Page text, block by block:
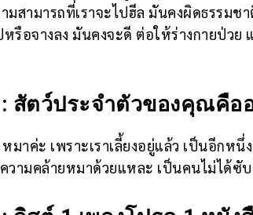
มสามารถที่เราจะไปฮีล มันคงผิดธรรม
รือจางลง มันคงจะดี ต่อให้ร่างกายป่วย
: สัตว์ประจำตัวของคุณคือ
หมาค่ะ เพราะเราเลี้ยงอยู่แล้ว เป็นอีกห
ความคล้ายหมาด้วยแหละ เป็นคนไม่ได้ซั